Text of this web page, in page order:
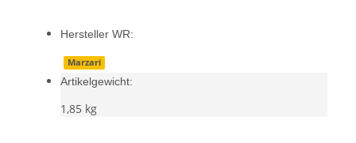
Hersteller WR:
Marzari
Artikelgewicht:
1,85 kg